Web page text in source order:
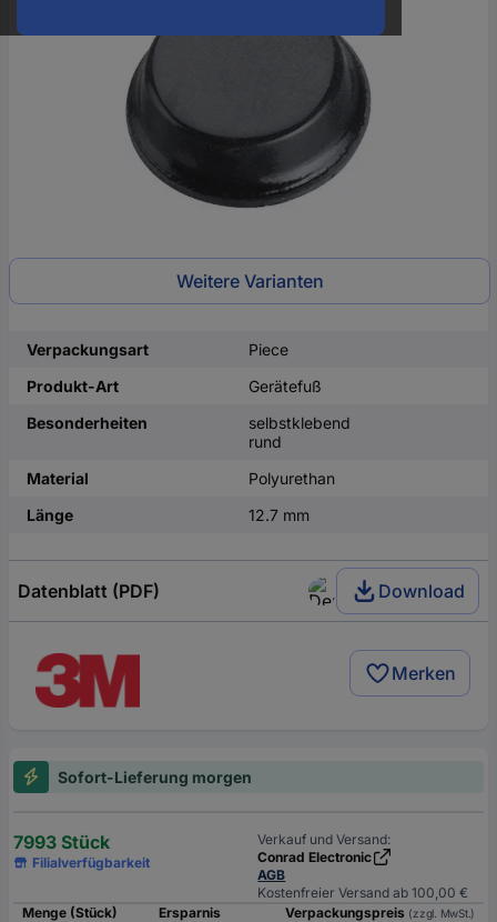
Weitere Varianten
Verpackungsart
Piece
Produkt-Art
Gerätefuß
Besonderheiten
selbstklebend
rund
Material
Polyurethan
Länge
12.7 mm
Datenblatt (PDF) Download
Merken
Sofort-Lieferung morgen
7993 Stück
Filialverfügbarkeit
Verkauf und Versand:
Conrad Electronic
AGB
Kostenfreier Versand ab 100,00 €
Menge (Stück)
Ersparnis Verpackungspreis (zzgl. MwSt.)